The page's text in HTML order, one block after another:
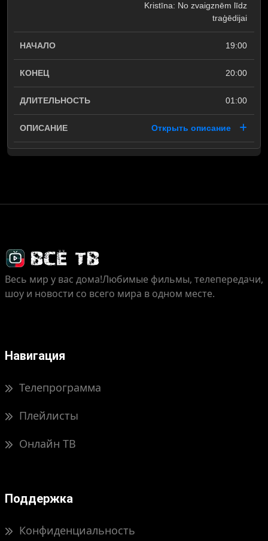
Kristīna: No zvaigznēm līdz
traģēdijai
19:00
20:00
01:00
Открыть описание
Весь мир у вас дома!Любимые фильмы, телепередачи,
шоу и новости со всего мира в одном месте.
Навигация
Телепрограмма
Плейлисты
Онлайн ТВ
Поддержка
Конфиденциальность